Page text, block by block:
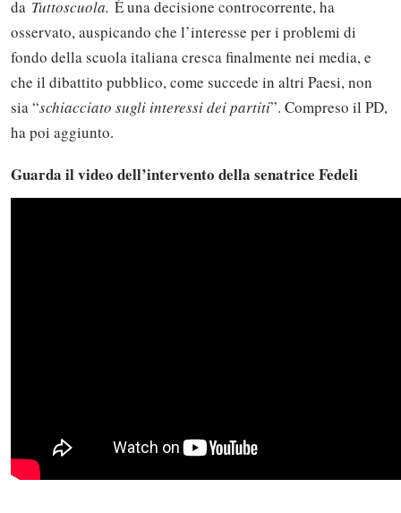
da Tuttoscuola. È una decisione controcorrente, ha
osservato, auspicando che l’interesse per i problemi di
fondo della scuola italiana cresca finalmente nei media, e
che il dibattito pubblico, come succede in altri Paesi, non
sia “schiacciato sugli interessi dei partiti”. Compreso il PD,
ha poi aggiunto.
Guarda il video dell’intervento della senatrice Fedeli